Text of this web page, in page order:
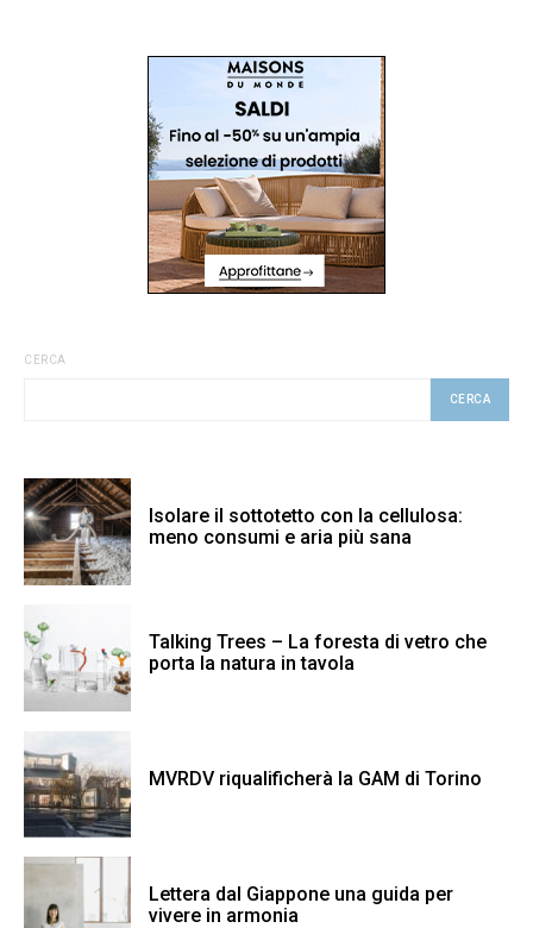
CERCA
CERCA
Isolare il sottotetto con la cellulosa:
meno consumi e aria più sana
Talking Trees – La foresta di vetro che
porta la natura in tavola
MVRDV riqualificherà la GAM di Torino
Lettera dal Giappone una guida per
vivere in armonia